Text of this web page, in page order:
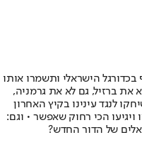
את ברזיל, גם לא את גרמניה,
לנגד עינינו בקיץ האחרון
הכי רחוק שאפשר • וגם:
של הדור החדש?